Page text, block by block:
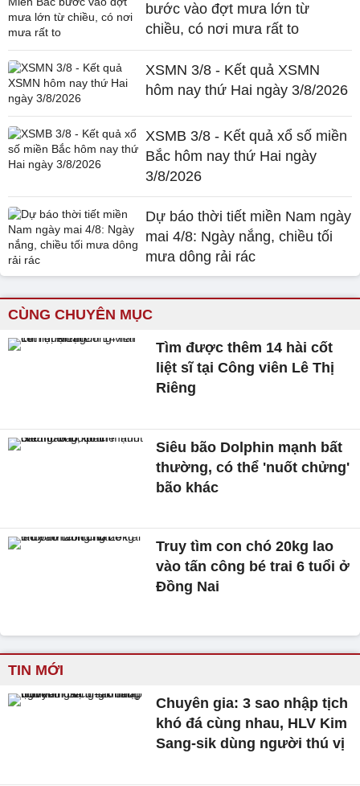
bước vào đợt mưa lớn từ
chiều, có nơi mưa rất to
XSMN 3/8 - Kết quả XSMN
hôm nay thứ Hai ngày 3/8/2026
XSMB 3/8 - Kết quả xổ số miền
Bắc hôm nay thứ Hai ngày
3/8/2026
Dự báo thời tiết miền Nam ngày
mai 4/8: Ngày nắng, chiều tối
mưa dông rải rác
CÙNG CHUYÊN MỤC
Tìm được thêm 14 hài cốt
liệt sĩ tại Công viên Lê Thị
Riêng
Siêu bão Dolphin mạnh bất
thường, có thể 'nuốt chửng'
bão khác
Truy tìm con chó 20kg lao
vào tấn công bé trai 6 tuổi ở
Đồng Nai
TIN MỚI
Chuyên gia: 3 sao nhập tịch
khó đá cùng nhau, HLV Kim
Sang-sik dùng người thú vị